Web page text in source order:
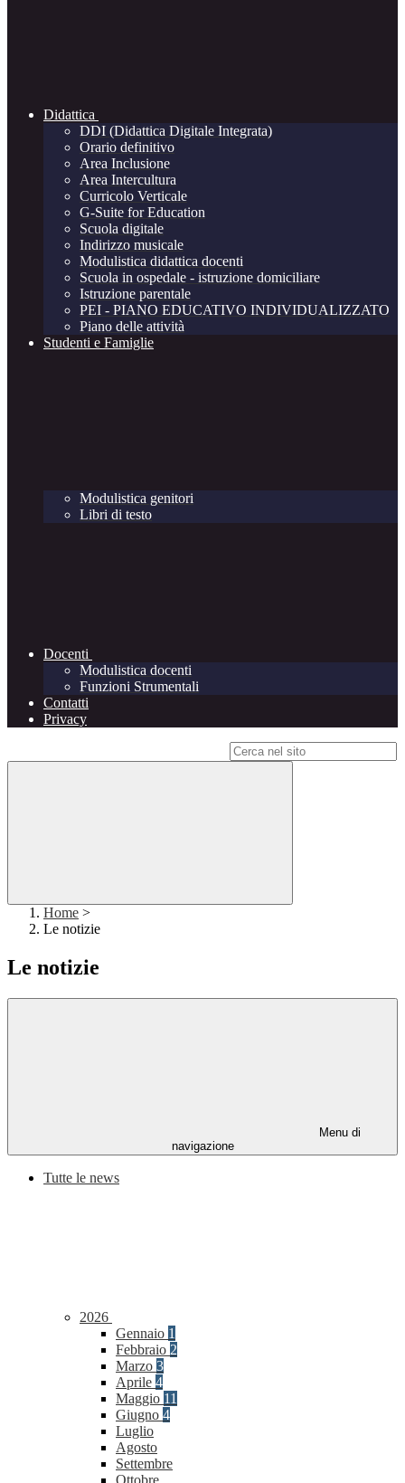
Didattica
DDI (Didattica Digitale Integrata)
Orario definitivo
Area Inclusione
Area Intercultura
Curricolo Verticale
G-Suite for Education
Scuola digitale
Indirizzo musicale
Modulistica didattica docenti
Scuola in ospedale - istruzione domiciliare
Istruzione parentale
PEI - PIANO EDUCATIVO INDIVIDUALIZZATO
Piano delle attività
Studenti e Famiglie
Modulistica genitori
Libri di testo
Docenti
Modulistica docenti
Funzioni Strumentali
Contatti
Privacy
Home >
Le notizie
Le notizie
Menu di
navigazione
Tutte le news
2026
Gennaio 1
Febbraio 2
Marzo 3
Aprile 4
Maggio 11
Giugno 4
Luglio
Agosto
Settembre